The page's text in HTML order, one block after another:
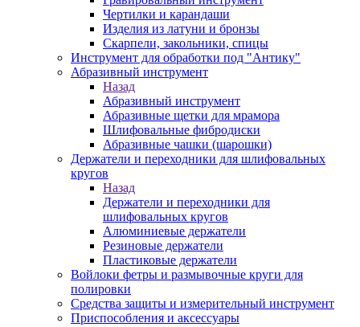
Чертилки и карандаши
Изделия из латуни и бронзы
Скарпели, закольники, спицы
Инструмент для обработки под "Антику"
Абразивный инструмент
Назад
Абразивный инструмент
Абразивные щетки для мрамора
Шлифовальные фибродиски
Абразивные чашки (шарошки)
Держатели и переходники для шлифовальных
кругов
Назад
Держатели и переходники для
шлифовальных кругов
Алюминиевые держатели
Резиновые держатели
Пластиковые держатели
Войлоки фетры и размывочные круги для
полировки
Средства защиты и измерительный инструмент
Приспособления и аксессуары